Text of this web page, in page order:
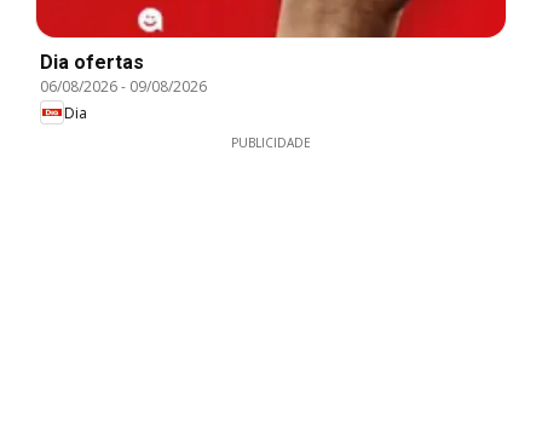
Dia ofertas
06/08/2026- 09/08/2026
Dia
PUBLICIDADE